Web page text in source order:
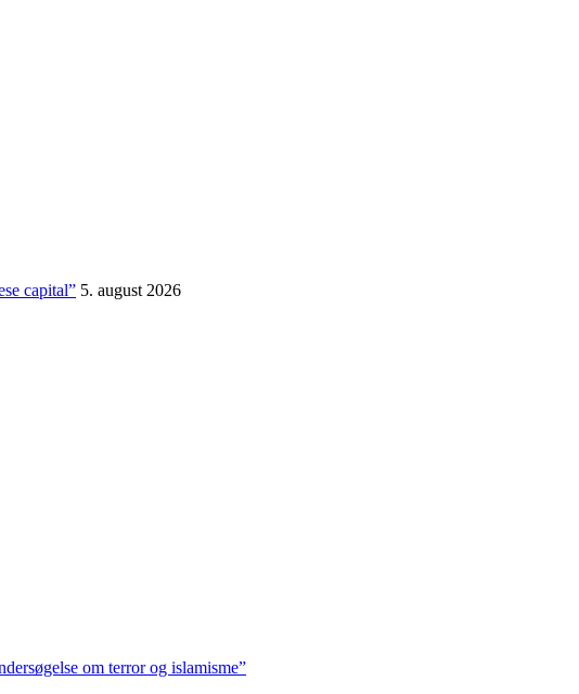
capital” 5. august 2026
om terror og islamisme”